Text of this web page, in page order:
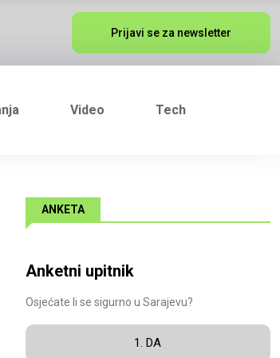
Prijavi se za newsletter
Video Tech
ANKETA
Anketni upitnik
Osjećate li se sigurno u Sarajevu?
1. DA